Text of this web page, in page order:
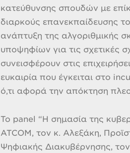
κατεύθυνσης σπουδών με
διαρκούς επανεκπαίδευσης
ανάπτυξη της αλγοριθμικής
υποψηφίων για τις σχετικές
συνεισφέρουν στις
ευκαιρία που έγκειται στο
ό,τι αφορά την απόκτηση
Το panel “Η σημασία της
ATCOM, τον κ. Αλεξάκη,
Ψηφιακής Διακυβέρνησης,